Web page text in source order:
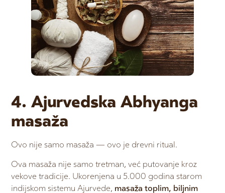
4. Ajurvedska Abhyanga
masaža
Ovo nije samo masaža — ovo je drevni ritual.
Ova masaža nije samo tretman, već putovanje kroz
vekove tradicije. Ukorenjena u 5.000 godina starom
indijskom sistemu Ajurvede, masaža toplim, biljnim